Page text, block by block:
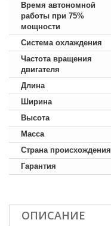
Время автономной
работы при 75%
мощности
Система охлаждения
Частота вращения
двигателя
Длина
Ширина
Высота
Масса
Страна происхождения
Гарантия
ОПИСАНИЕ